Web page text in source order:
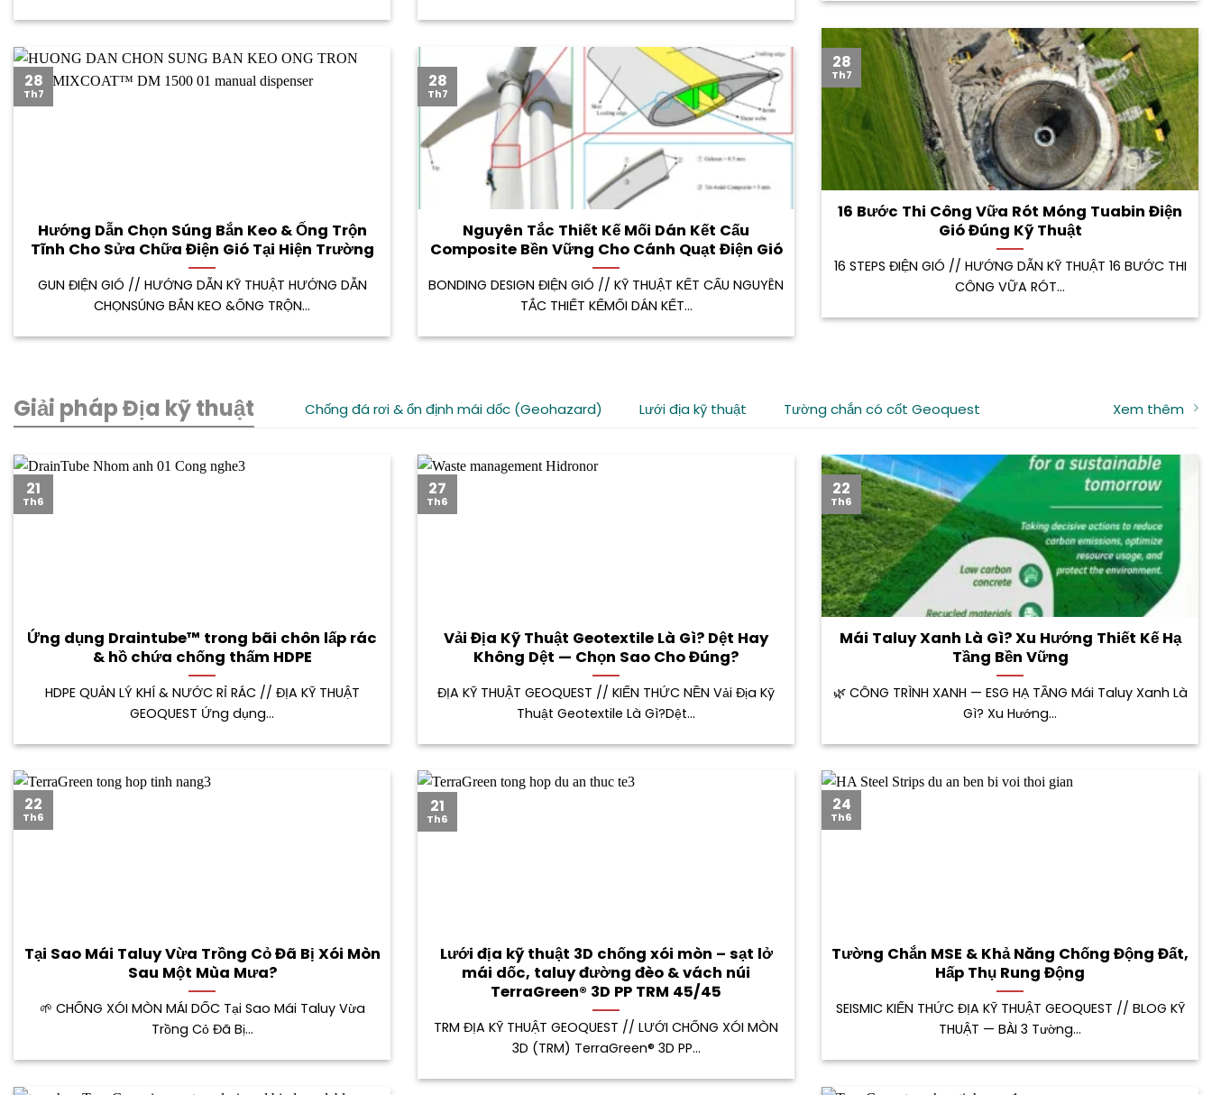
16 Bước Thi Công Vữa Rót Móng Tuabin Điện
Gió Đúng Kỹ Thuật
16 STEPS ĐIỆN GIÓ // HƯỚNG DẪN KỸ THUẬT 16 BƯỚC THI
CÔNG VỮA RÓT...
28
Th7
Hướng Dẫn Chọn Súng Bắn Keo & Ống Trộn
Tĩnh Cho Sửa Chữa Điện Gió Tại Hiện Trường
GUN ĐIỆN GIÓ // HƯỚNG DẪN KỸ THUẬT HƯỚNG DẪN
CHỌNSÚNG BẮN KEO &ỐNG TRỘN...
28
Th7
Nguyên Tắc Thiết Kế Mối Dán Kết Cấu
Composite Bền Vững Cho Cánh Quạt Điện Gió
BONDING DESIGN ĐIỆN GIÓ // KỸ THUẬT KẾT CẤU NGUYÊN
TẮC THIẾT KẾMỐI DÁN KẾT...
28
Th7
Giải pháp Địa kỹ thuật Chống đá rơi & ổn định mái dốc (Geohazard) Lưới địa kỹ thuật Tường chắn có cốt Geoquest Xem thêm
Ứng dụng Draintube™ trong bãi chôn lấp rác
& hồ chứa chống thấm HDPE
HDPE QUẢN LÝ KHÍ & NƯỚC RỈ RÁC // ĐỊA KỸ THUẬT
GEOQUEST Ứng dụng...
21
Th6
Vải Địa Kỹ Thuật Geotextile Là Gì? Dệt Hay
Không Dệt — Chọn Sao Cho Đúng?
ĐỊA KỸ THUẬT GEOQUEST // KIẾN THỨC NỀN Vải Địa Kỹ
Thuật Geotextile Là Gì?Dệt...
27
Th6
Mái Taluy Xanh Là Gì? Xu Hướng Thiết Kế Hạ
Tầng Bền Vững
🌿 CÔNG TRÌNH XANH — ESG HẠ TẦNG Mái Taluy Xanh Là
Gì? Xu Hướng...
22
Th6
Tại Sao Mái Taluy Vừa Trồng Cỏ Đã Bị Xói Mòn
Sau Một Mùa Mưa?
🌱 CHỐNG XÓI MÒN MÁI DỐC Tại Sao Mái Taluy Vừa
Trồng Cỏ Đã Bị...
22
Th6
Lưới địa kỹ thuật 3D chống xói mòn – sạt lở
mái dốc, taluy đường đèo & vách núi
TerraGreen® 3D PP TRM 45/45
TRM ĐỊA KỸ THUẬT GEOQUEST // LƯỚI CHỐNG XÓI MÒN
3D (TRM) TerraGreen® 3D PP...
21
Th6
Tường Chắn MSE & Khả Năng Chống Động Đất,
Hấp Thụ Rung Động
SEISMIC KIẾN THỨC ĐỊA KỸ THUẬT GEOQUEST // BLOG KỸ
THUẬT — BÀI 3 Tường...
24
Th6